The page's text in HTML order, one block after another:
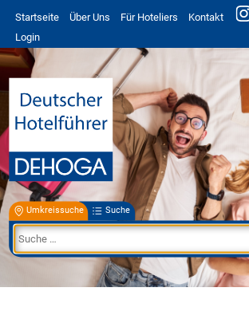
Startseite Über Uns Für Hoteliers
Kontakt
Login
Umkreissuche Suche